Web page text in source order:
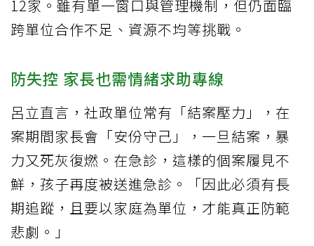
12家。雖有單一窗口與管理機制，但仍面臨
跨單位合作不足、資源不均等挑戰。
防失控 家長也需情緒求助專線
呂立直言，社政單位常有「結案壓力」，在
案期間家長會「安份守己」，一旦結案，暴
力又死灰復燃。在急診，這樣的個案履見不
鮮，孩子再度被送進急診。「因此必須有長
期追蹤，且要以家庭為單位，才能真正防範
悲劇。」